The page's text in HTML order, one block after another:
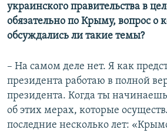
720p 1080p
украинского правительства в
обязательно по Крыму, вопрос о
обсуждались ли такие темы?
– На самом деле нет. Я как
президента работаю в полной
президента. Когда ты
об этих мерах, которые
последние несколько лет: